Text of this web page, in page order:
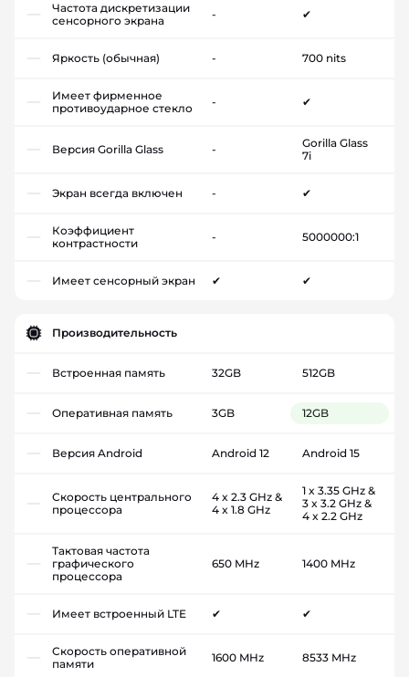
Частота дискретизации
сенсорного экрана
- ✔
Яркость (обычная) - 700 nits
Имеет фирменное
противоударное стекло
- ✔
Версия Gorilla Glass -
Gorilla Glass
7i
Экран всегда включен - ✔
Коэффициент
контрастности
- 5000000:1
Имеет сенсорный экран ✔ ✔
Производительность
Встроенная память 32GB 512GB
Оперативная память 3GB 12GB
Версия Android Android 12 Android 15
Скорость центрального
процессора
4 x 2.3 GHz &
4 x 1.8 GHz
1 x 3.35 GHz &
3 x 3.2 GHz &
4 x 2.2 GHz
Тактовая частота
графического
процессора
650 MHz 1400 MHz
Имеет встроенный LTE ✔ ✔
Скорость оперативной
памяти
1600 MHz 8533 MHz